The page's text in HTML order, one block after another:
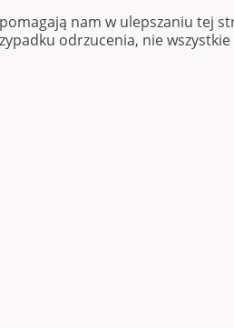
nam w ulepszaniu tej
odrzucenia, nie